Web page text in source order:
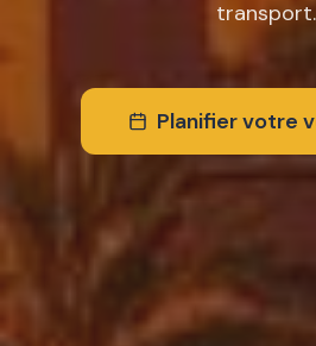
transport.
Planifier votre